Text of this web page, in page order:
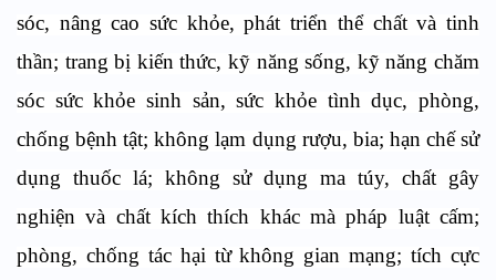
sóc, nâng cao sức khỏe, phát triển thể chất và tinh
thần; trang bị kiến thức, kỹ năng sống, kỹ năng chăm
sóc sức khỏe sinh sản, sức khỏe tình dục, phòng,
chống bệnh tật; không lạm dụng rượu, bia; hạn chế sử
dụng thuốc lá; không sử dụng ma túy, chất gây
nghiện và chất kích thích khác mà pháp luật cấm;
phòng, chống tác hại từ không gian mạng; tích cực